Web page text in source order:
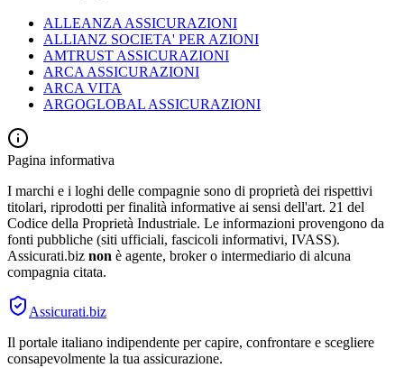
ALLEANZA ASSICURAZIONI
ALLIANZ SOCIETA' PER AZIONI
AMTRUST ASSICURAZIONI
ARCA ASSICURAZIONI
ARCA VITA
ARGOGLOBAL ASSICURAZIONI
Pagina informativa
I marchi e i loghi delle compagnie sono di proprietà dei rispettivi
titolari, riprodotti per finalità informative ai sensi dell'art. 21 del
Codice della Proprietà Industriale. Le informazioni provengono da
fonti pubbliche (siti ufficiali, fascicoli informativi, IVASS).
Assicurati.biz non è agente, broker o intermediario di alcuna
compagnia citata.
Assicurati.biz
Il portale italiano indipendente per capire, confrontare e scegliere
consapevolmente la tua assicurazione.